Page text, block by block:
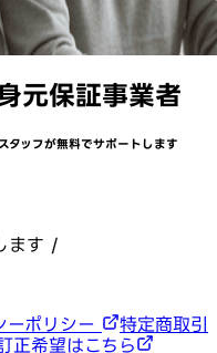
元保証事業者
タッフが無料でサポートします
ます /
ーポリシー
特定商取引
正希望はこちら